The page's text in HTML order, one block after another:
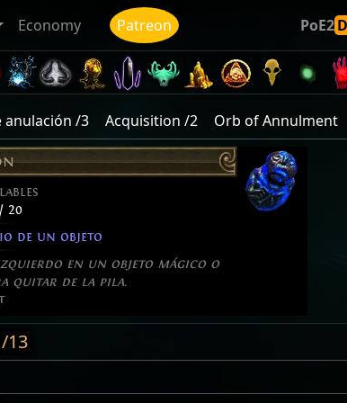
Economy Patreon PoE2
anulación /3 Acquisition /2 Orb of Annulment
20
de un objeto
en un objeto mágico o
quitar de la pila.
13